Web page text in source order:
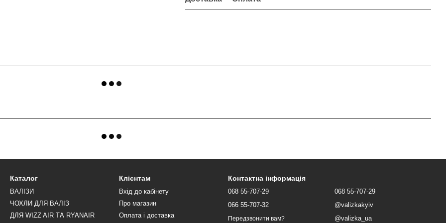
Каталог
ВАЛІЗИ
ЧОХЛИ ДЛЯ ВАЛІЗ
ДЛЯ WIZZ AIR ТА RYANAIR
Клієнтам
Вхід до кабінету
Про магазин
Оплата і доставка
Контактна інформація
068 55-707-29
066 55-707-32
Передзвонити вам?
068 55-707-29
@valizkakyiv
@valizka_ua